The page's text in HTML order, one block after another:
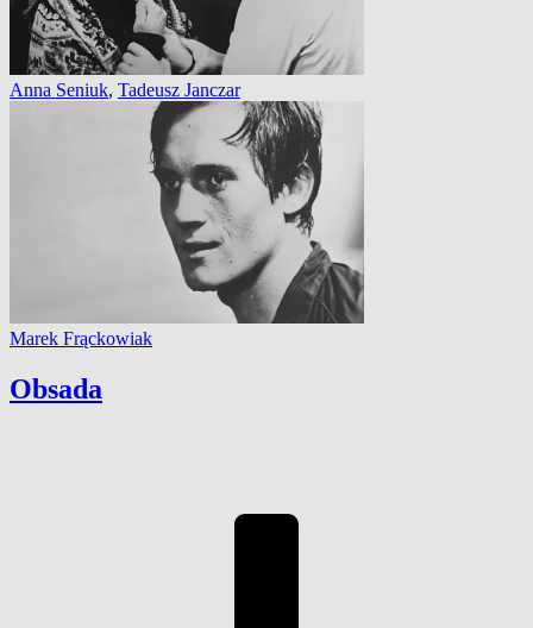
Anna Seniuk, Tadeusz Janczar
Marek Frąckowiak
Obsada